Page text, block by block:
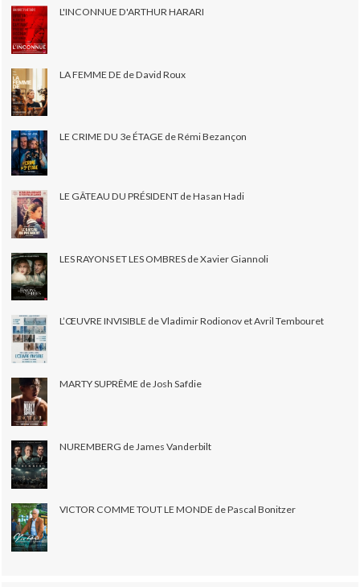
L'INCONNUE D'ARTHUR HARARI
LA FEMME DE de David Roux
LE CRIME DU 3e ÉTAGE de Rémi Bezançon
LE GÂTEAU DU PRÉSIDENT de Hasan Hadi
LES RAYONS ET LES OMBRES de Xavier Giannoli
L’ŒUVRE INVISIBLE de Vladimir Rodionov et Avril Tembouret
MARTY SUPRÊME de Josh Safdie
NUREMBERG de James Vanderbilt
VICTOR COMME TOUT LE MONDE de Pascal Bonitzer